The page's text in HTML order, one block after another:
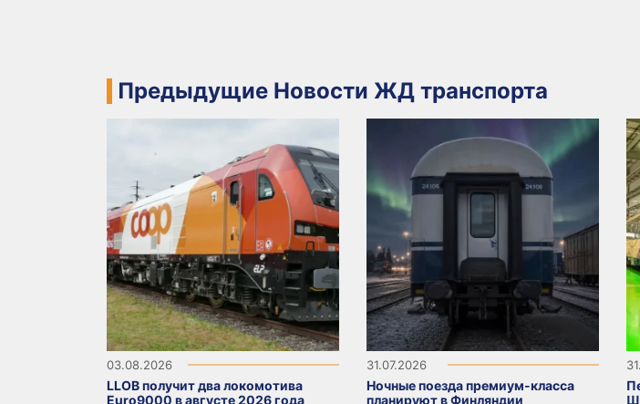
Предыдущие Новости ЖД транспорта
03.08.2026
LLOB получит два локомотива
Euro9000 в августе 2026 года
31.07.2026
Ночные поезда премиум-класса
планируют в Финляндии